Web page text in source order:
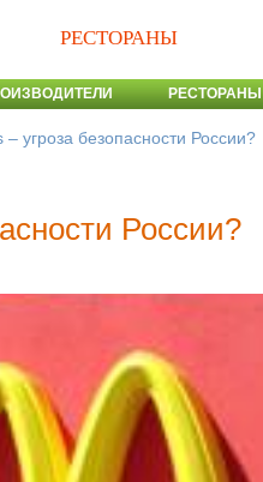
РЕСТОРАНЫ
РЕСТОРАНЫ
– угроза безопасности России?
России?